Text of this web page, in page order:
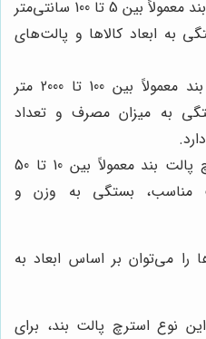
عرض استرچ پالت بند معمولاً بین 5 تا 100 سانتی‌متر
ابعاد کالاها و پالت‌های
طول استرچ پالت بند معمولاً بین 100 تا 2000 متر
به میزان مصرف و تعداد
ضخامت استرچ پالت بند معمولاً بین 10 تا 50
بستگی به وزن و
را می‌توان بر اساس ابعاد به
این نوع استرچ پالت بند، برای